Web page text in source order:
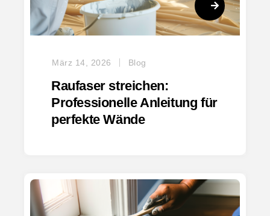
März 14, 2026 Blog
Raufaser streichen:
Professionelle Anleitung für
perfekte Wände